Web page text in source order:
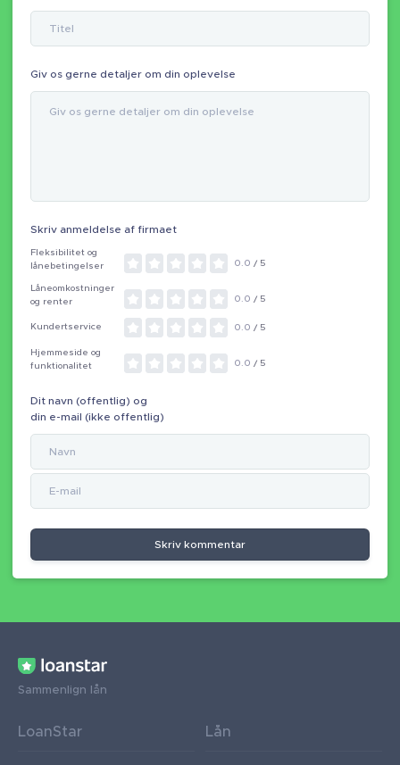
Giv os gerne detaljer om din oplevelse
Skriv anmeldelse af firmaet
Fleksibilitet og
lånebetingelser
0.0 / 5
Låneomkostninger
og renter
0.0 / 5
Kundertservice 0.0 / 5
Hjemmeside og
funktionalitet
0.0 / 5
Dit navn (offentlig) og
din e-mail (ikke offentlig)
Skriv kommentar
Sammenlign lån
LoanStar Lån